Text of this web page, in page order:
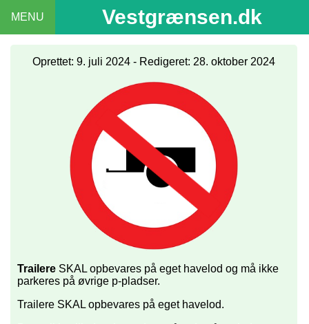
MENU Vestgrænsen.dk
Oprettet: 9. juli 2024 - Redigeret: 28. oktober 2024
Trailere SKAL opbevares på eget havelod og må ikke
parkeres på øvrige p-pladser.
Trailere SKAL opbevares på eget havelod.